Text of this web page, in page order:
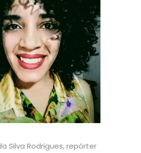
Silva Rodrigues, repórter